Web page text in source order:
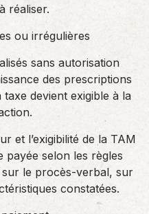
réaliser.
ou irrégulières
sans autorisation
des prescriptions
devient exigible à la
et l’exigibilité de la TAM
selon les règles
le procès-verbal, sur
constatées.